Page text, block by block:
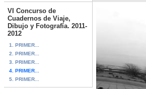
VI Concurso de
Cuadernos de Viaje,
Dibujo y Fotografía. 2011-
2012
1. PRIMER...
2. PRIMER...
3. PRIMER...
4. PRIMER...
5. PRIMER...